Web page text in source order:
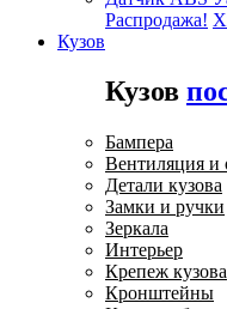
Распродажа!
Кузов
Кузов
Бампера
Вентиляция и
Детали кузова
Замки и ручки
Зеркала
Интерьер
Крепеж кузова
Кронштейны